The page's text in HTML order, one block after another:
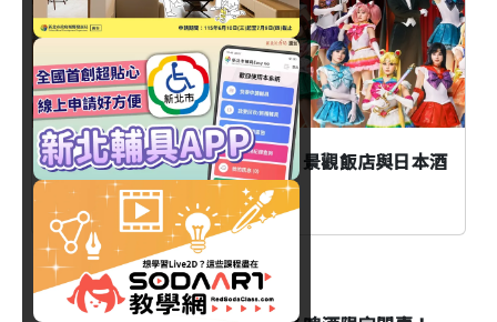
東京大人暑休提案！品川劇場、景觀飯店與日本酒
冰淇淋一次收藏
飲品